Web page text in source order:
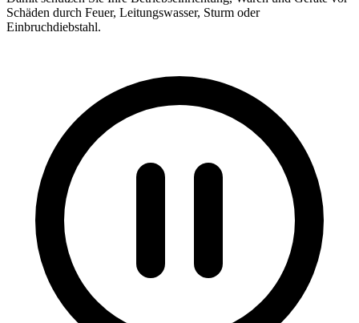
Schäden durch Feuer, Leitungswasser, Sturm oder
Einbruchdiebstahl.